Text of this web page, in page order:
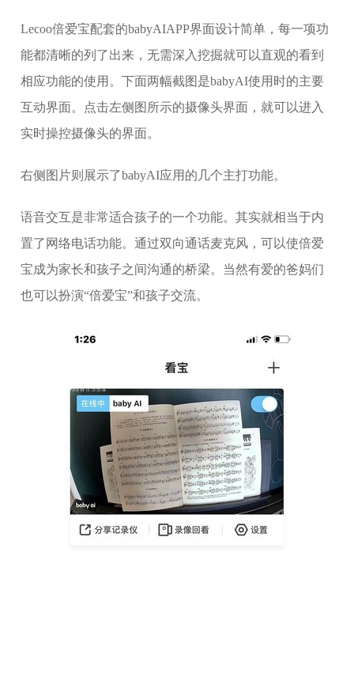
Lecoo倍爱宝配套的babyAIAPP界面设计简单，每一项功
能都清晰的列了出来，无需深入挖掘就可以直观的看到
相应功能的使用。下面两幅截图是babyAI使用时的主要
互动界面。点击左侧图所示的摄像头界面，就可以进入
实时操控摄像头的界面。
右侧图片则展示了babyAI应用的几个主打功能。
语音交互是非常适合孩子的一个功能。其实就相当于内
置了网络电话功能。通过双向通话麦克风，可以使倍爱
宝成为家长和孩子之间沟通的桥梁。当然有爱的爸妈们
也可以扮演“倍爱宝”和孩子交流。